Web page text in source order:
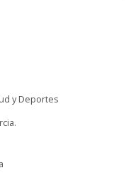
y Deportes